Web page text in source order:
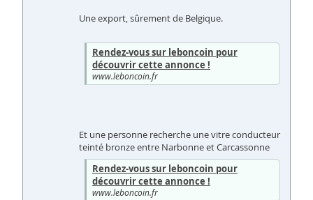
Une export, sûrement de Belgique.
Rendez-vous sur leboncoin pour
découvrir cette annonce !
www.leboncoin.fr
Et une personne recherche une vitre conducteur
teinté bronze entre Narbonne et Carcassonne
Rendez-vous sur leboncoin pour
découvrir cette annonce !
www.leboncoin.fr